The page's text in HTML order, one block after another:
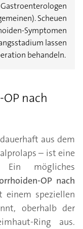
Scheuen
Symptomen
lassen
behandeln.
nach
aus dem
– ist eine
Ein mögliches
OP nach
speziellen
oberhalb der
Ring aus.